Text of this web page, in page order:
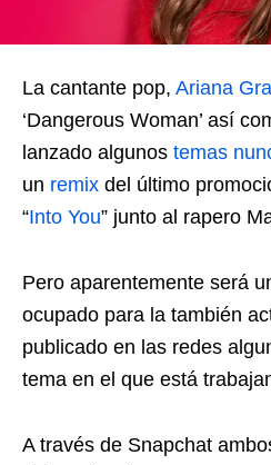
La cantante pop, Ariana
‘Dangerous Woman’ así
lanzado algunos temas
un remix del último
“Into You” junto al rapero
Pero aparentemente será
ocupado para la también
publicado en las redes
tema en el que está
A través de Snapchat